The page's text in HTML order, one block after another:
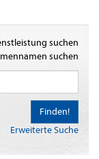
suchen
suchen
Erweiterte Suche
Finden!